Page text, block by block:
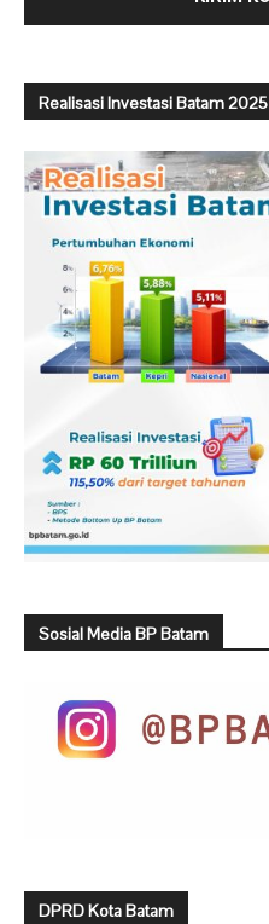
Realisasi Investasi Batam 2025
Sosial Media BP Batam
DPRD Kota Batam